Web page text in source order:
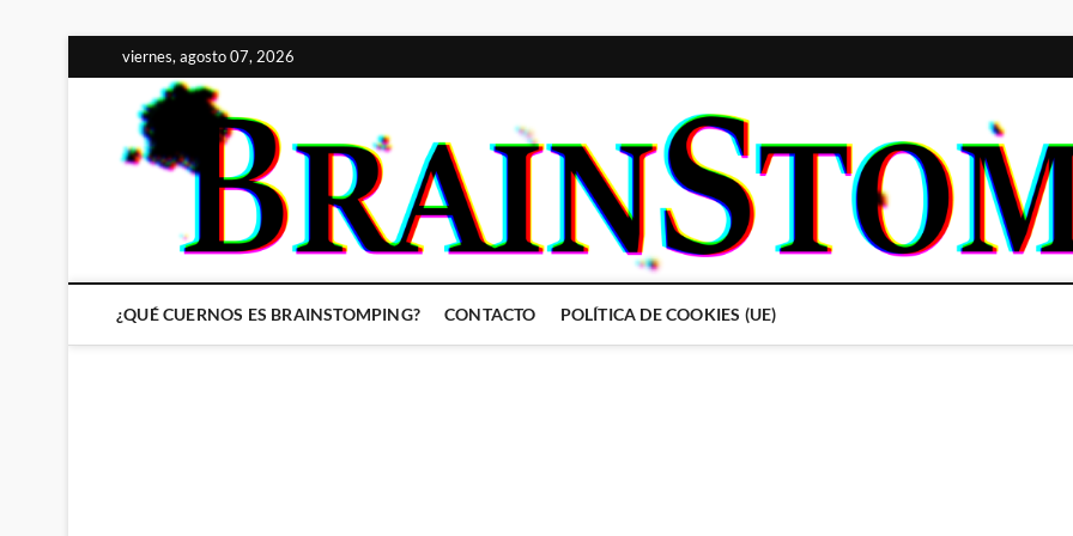
al
contenido
viernes, agosto 07, 2026
¿QUÉ CUERNOS ES BRAINSTOMPING? CONTACTO POLÍTICA DE COOKIES (UE)